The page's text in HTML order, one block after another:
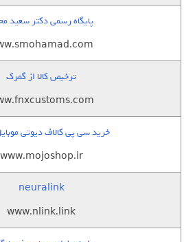
پایگاه رسمی دکتر سعید
ترخیص کالا از گمرک
خرید سی پی کالاف دیوتی
www.mojoshop.ir
neuralink
www.nlink.link